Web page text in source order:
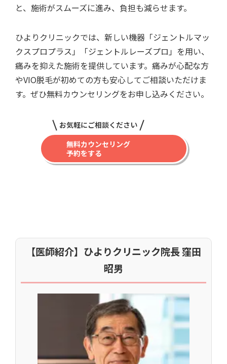
と、施術がスムーズに進み、負担も減らせます。
ひよりクリニックでは、新しい機器「ジェントルマッ
クスプロプラス」「ジェントルレーズプロ」を用い、
痛みを抑えた施術を提供しています。痛みが心配な方
やVIO脱毛が初めての方も安心してご相談いただけま
す。ぜひ無料カウンセリングをお申し込みください。
お気軽にご相談ください
無料カウンセリング
予約をする
【医師紹介】ひよりクリニック院長 窪田
昭男